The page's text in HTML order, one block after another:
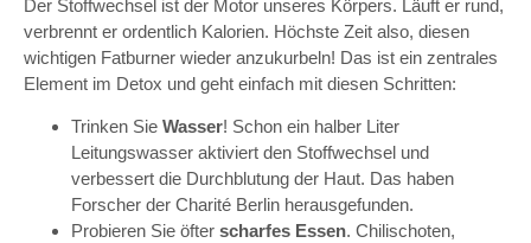
Der Stoffwechsel ist der Motor unseres Körpers. Läuft er rund,
verbrennt er ordentlich Kalorien. Höchste Zeit also, diesen
wichtigen Fatburner wieder anzukurbeln! Das ist ein zentrales
Element im Detox und geht einfach mit diesen Schritten:
Trinken Sie Wasser! Schon ein halber Liter
Leitungswasser aktiviert den Stoffwechsel und
verbessert die Durchblutung der Haut. Das haben
Forscher der Charité Berlin herausgefunden.
Probieren Sie öfter scharfes Essen. Chilischoten,